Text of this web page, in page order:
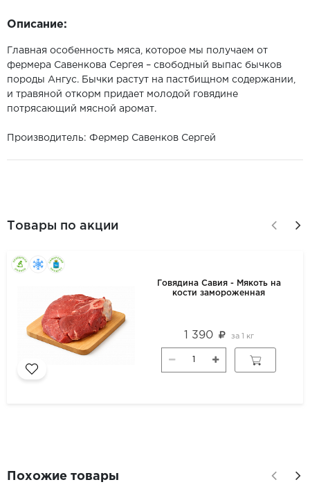
Описание:
Главная особенность мяса, которое мы получаем от
фермера Савенкова Сергея – свободный выпас бычков
породы Ангус. Бычки растут на пастбищном содержании,
и травяной откорм придает молодой говядине
потрясающий мясной аромат.
Производитель: Фермер Савенков Сергей
Товары по акции
Говядина Савия - Мякоть на
кости замороженная
1 390 за 1 кг
Похожие товары